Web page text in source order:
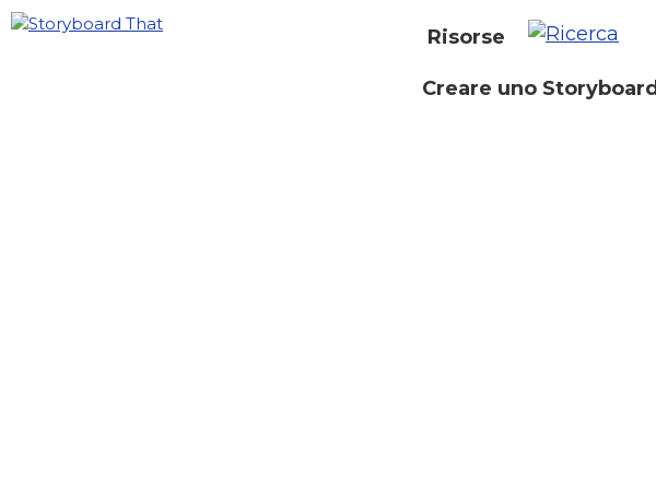
Risorse
Creare uno Storyboard